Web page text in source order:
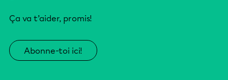
Ça va t’aider, promis!
Abonne-toi ici!